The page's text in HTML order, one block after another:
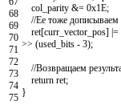
68
69
70
71
72
73
74
75
col_parity &= 0x1E;
//Ее тоже дописываем
ret[curr_vector_pos] |=
>> (used_bits - 3);
//Возвращаем
return ret;
}